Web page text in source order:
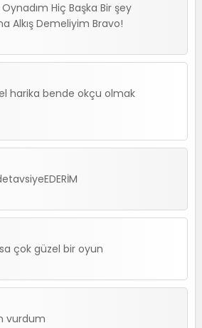
Hiç Başka Bir şey
Alkış Demeliyim Bravo!
harika bende okçu olmak
çok güzel bir oyun
vurdum